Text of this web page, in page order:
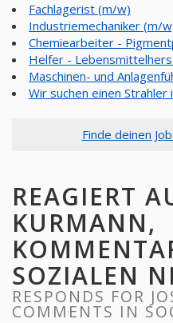
Fachlagerist (m/w)
Industriemechaniker (m/
Chemiearbeiter -
Helfer -
Maschinen- und
Wir suchen einen
Finde deinen
REAGIERT
KURMANN,
SOZIALEN
RESPONDS FOR
COMMENTS IN